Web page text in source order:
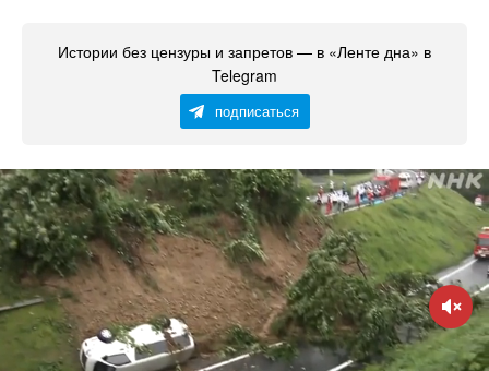
Истории без цензуры и запретов — в «Ленте дна» в
Telegram
подписаться